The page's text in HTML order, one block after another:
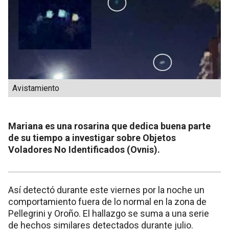
Avistamiento
Mariana es una rosarina que dedica buena parte
de su tiempo a investigar sobre Objetos
Voladores No Identificados (Ovnis).
Así detectó durante este viernes por la noche un
comportamiento fuera de lo normal en la zona de
Pellegrini y Oroño. El hallazgo se suma a una serie
de hechos similares detectados durante julio.